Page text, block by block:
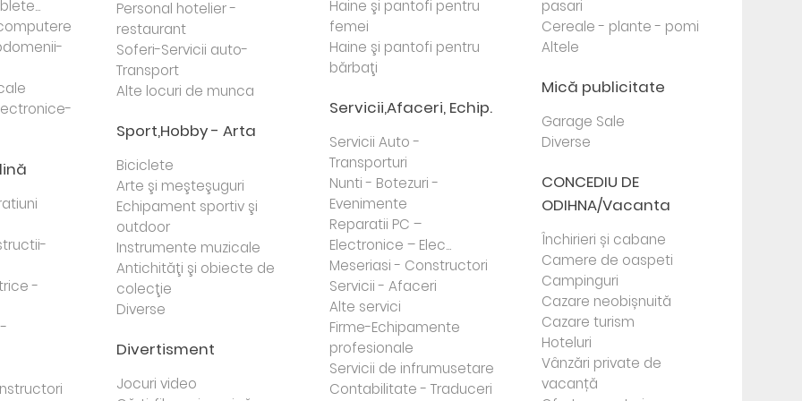
-
Personal hotelier -
restaurant
Soferi-Servicii auto-
Transport
Alte locuri de munca
Sport,Hobby - Arta
Biciclete
Arte şi meşteşuguri
Echipament sportiv şi
outdoor
Instrumente muzicale
Antichităţi şi obiecte de
colecţie
Diverse
Divertisment
Jocuri video
Haine şi pantofi pentru
femei
Haine şi pantofi pentru
bărbaţi
Servicii,Afaceri, Echip.
Servicii Auto -
Transporturi
Nunti - Botezuri -
Evenimente
Reparatii PC –
Electronice – Elec...
Meseriasi - Constructori
Servicii - Afaceri
Alte servici
Firme-Echipamente
profesionale
Servicii de infrumusetare
Contabilitate - Traduceri
pasari
Cereale - plante - pomi
Altele
Mică publicitate
Garage Sale
Diverse
CONCEDIU DE
ODIHNA/Vacanta
Închirieri și cabane
Camere de oaspeti
Campinguri
Cazare neobișnuită
Cazare turism
Hoteluri
Vânzări private de
vacanță